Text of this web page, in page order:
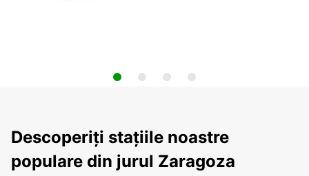
Descoperiți stațiile noastre
populare din jurul Zaragoza